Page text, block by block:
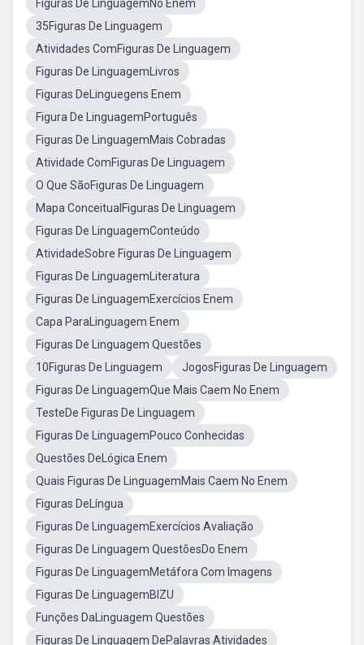
Figuras De LinguagemNo Enem
35Figuras De Linguagem
Atividades ComFiguras De Linguagem
Figuras De LinguagemLivros
Figuras DeLinguegens Enem
Figura De LinguagemPortuguês
Figuras De LinguagemMais Cobradas
Atividade ComFiguras De Linguagem
O Que SãoFiguras De Linguagem
Mapa ConceitualFiguras De Linguagem
Figuras De LinguagemConteúdo
AtividadeSobre Figuras De Linguagem
Figuras De LinguagemLiteratura
Figuras De LinguagemExercícios Enem
Capa ParaLinguagem Enem
Figuras De Linguagem Questões
10Figuras De Linguagem
JogosFiguras De Linguagem
Figuras De LinguagemQue Mais Caem No Enem
TesteDe Figuras De Linguagem
Figuras De LinguagemPouco Conhecidas
Questões DeLógica Enem
Quais Figuras De LinguagemMais Caem No Enem
Figuras DeLíngua
Figuras De LinguagemExercícios Avaliação
Figuras De Linguagem QuestõesDo Enem
Figuras De LinguagemMetáfora Com Imagens
Figuras De LinguagemBIZU
Funções DaLinguagem Questões
Figuras De Linguagem DePalavras Atividades